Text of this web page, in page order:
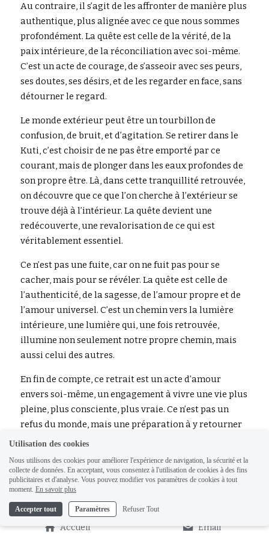
Au contraire, il s’agit de les affronter de manière plus
authentique, plus alignée avec ce que nous sommes
profondément. La quête est celle de la vérité, de la
paix intérieure, de la réconciliation avec soi-même.
C’est un acte de courage, de s’asseoir avec ses peurs,
ses doutes, ses désirs, et de les regarder en face, sans
détourner le regard.
Le monde extérieur peut être un tourbillon de
confusion, de bruit, et d’agitation. Se retirer dans le
Kuti, c’est choisir de ne pas être emporté par ce
courant, mais de plonger dans les eaux profondes de
son propre être. Là, dans cette tranquillité retrouvée,
on découvre que ce que l’on cherche à l’extérieur se
trouve déjà à l’intérieur. La quête devient une
redécouverte, une revalorisation de ce qui est
véritablement essentiel.
Ce n’est pas une fuite, car on ne fuit pas pour se
cacher, mais pour se révéler. La quête est celle de
l’authenticité, de la sagesse, de l’amour propre et de
l’amour universel. C’est un chemin vers la lumière
intérieure, une lumière qui, une fois retrouvée,
illumine non seulement notre propre chemin, mais
aussi celui des autres.
En fin de compte, ce retrait est un acte d’amour
envers soi-même, un engagement à vivre une vie plus
pleine, plus consciente, plus vraie. Ce n’est pas un
refus du monde, mais une préparation à y retourner
plus fort, plus clair, plus aligné avec son âme. Ce n’est
réalité la plus profonde, celle qui nous rappelle qui
nous sommes vraiment, et pourquoi nous sommes ici.
“Ce n’est pas une fuite, c’est une quête.” C’est un
retour à la maison, un retour à soi, un retour à la
Accueil Email
Utilisation des cookies
Nous utilisons des cookies pour améliorer l'expérience de navigation, la sécurité et la
collecte de données. En acceptant, vous consentez à l'utilisation de cookies à des fins
publicitaires et d'analyse. Vous pouvez modifier vos paramètres de cookies à tout
moment. En savoir plus
Accepter tout Paramètres Refuser Tout